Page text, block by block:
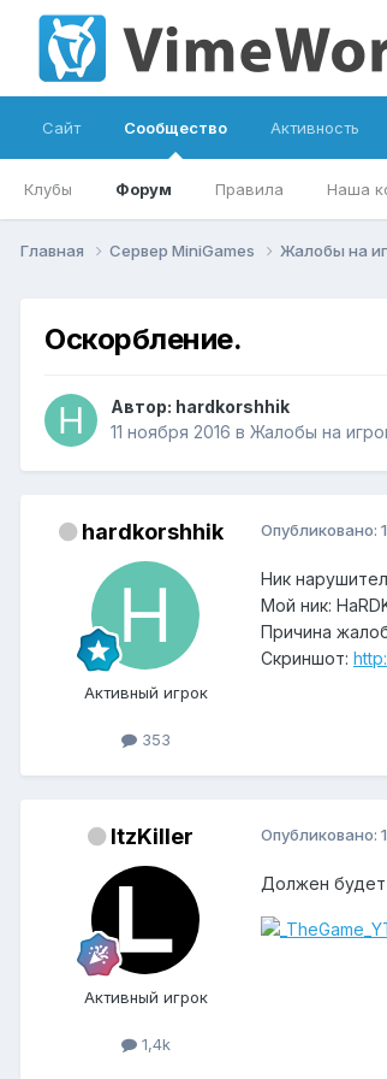
Сайт Сообщество
Клубы Форум Правила Наша
Активность
Главная Сервер MiniGames Жалобы на
Оскорбление.
Автор: hardkorshhik
11 ноября 2016 в Жалобы на
hardkorshhik
Активный игрок
353
Опубликовано:
Ник
Мой ник:
Причина
Скриншот:
ItzKiller
Активный игрок
1,4k
Опубликовано:
Должен будет